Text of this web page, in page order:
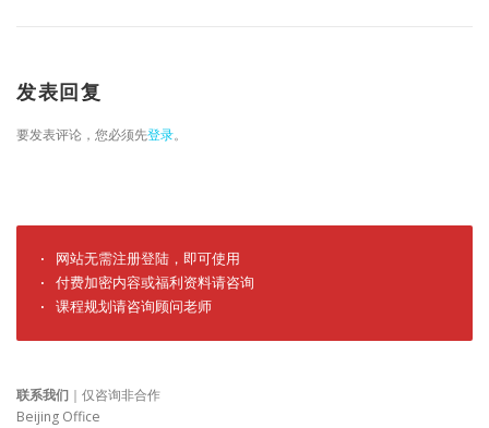
发表回复
要发表评论，您必须先登录。
· 网站无需注册登陆，即可使用
· 付费加密内容或福利资料请咨询
· 课程规划请咨询顾问老师
联系我们 ｜仅咨询非合作
Beijing Office